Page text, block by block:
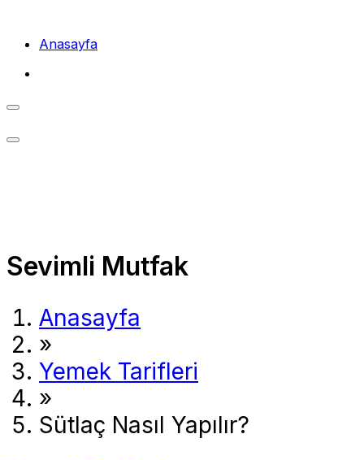
contentAnasayfa
Sevimli Mutfak
Anasayfa
»
Yemek Tarifleri
»
Sütlaç Nasıl Yapılır?